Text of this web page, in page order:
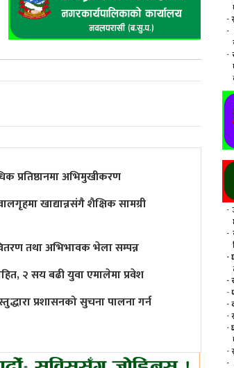
प्रतिष्ठानमा अभिमुखीकरण
खाद्यान्नसंगै शैक्षिक सामग्री
तथा अभिभावक भेला सम्पन्न
२ सय बढी युवा एमालेमा प्रवेश
प्रशासनको सुचना पालना गर्न